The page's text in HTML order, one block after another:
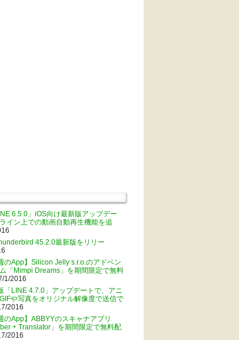
6.5.0」iOS向け最新版アップデー
イン上での動画自動再生機能を追
45.2.0最新版をリリー
のApp】Silicon Jelly s.r.o.のアドベン
「Mimpi Dreams」を期間限定で無料
1/2016
「LINE 4.7.0」アップデートで、アニ
や写真をオリジナル解像度で送信で
2016
のApp】ABBYYのスキャナアプリ
+ Translator」を期間限定で無料配
2016